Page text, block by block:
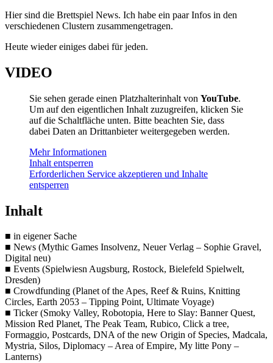
Hier sind die Brettspiel News. Ich habe ein paar Infos in den
verschiedenen Clustern zusammengetragen.
Heute wieder einiges dabei für jeden.
VIDEO
Sie sehen gerade einen Platzhalterinhalt von YouTube.
Um auf den eigentlichen Inhalt zuzugreifen, klicken Sie
auf die Schaltfläche unten. Bitte beachten Sie, dass
dabei Daten an Drittanbieter weitergegeben werden.
Mehr Informationen
Inhalt entsperren
Erforderlichen Service akzeptieren und Inhalte
entsperren
Inhalt
■ in eigener Sache
■ News (Mythic Games Insolvenz, Neuer Verlag – Sophie Gravel,
Digital neu)
■ Events (Spielwiesn Augsburg, Rostock, Bielefeld Spielwelt,
Dresden)
■ Crowdfunding (Planet of the Apes, Reef & Ruins, Knitting
Circles, Earth 2053 – Tipping Point, Ultimate Voyage)
■ Ticker (Smoky Valley, Robotopia, Here to Slay: Banner Quest,
Mission Red Planet, The Peak Team, Rubico, Click a tree,
Formaggio, Postcards, DNA of the new Origin of Species, Madcala,
Mystria, Silos, Diplomacy – Area of Empire, My litte Pony –
Lanterns)